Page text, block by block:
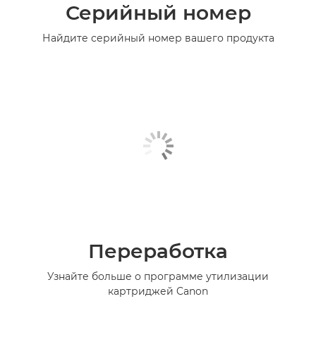
Серийный номер
Найдите серийный номер вашего продукта
Переработка
Узнайте больше о программе утилизации
картриджей Canon